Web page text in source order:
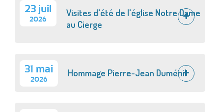
23 juil
2026
Visites d'été de l'église Notre Dame
au Cierge
31 mai
2026
Hommage Pierre-Jean Duménil